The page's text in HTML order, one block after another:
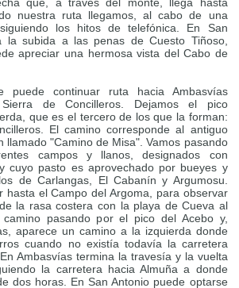
que, a través del monte, llega hasta
nuestra ruta llegamos, al cabo de una
los hitos de telefónica. En San
la subida a las penas de Cuesto Tiñoso,
apreciar una hermosa vista del Cabo de
puede continuar ruta hacia Ambasvías
de Concilleros. Dejamos el pico
que es el tercero de los que la forman:
El camino corresponde al antiguo
llamado "Camino de Misa". Vamos pasando
campos y llanos, designados con
cuyo pasto es aprovechado por bueyes y
de Carlangas, El Cabanín y Argumosu.
hasta el Campo del Argoma, para observar
la rasa costera con la playa de Cueva al
pasando por el pico del Acebo y,
aparece un camino a la izquierda donde
cuando no existía todavía la carretera
Ambasvías termina la travesía y la vuelta
la carretera hacia Almuña a donde
dos horas. En San Antonio puede optarse